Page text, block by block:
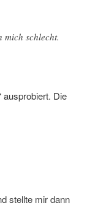
schlecht.
ausprobiert. Die
stellte mir dann